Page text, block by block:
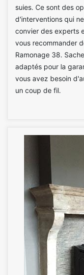
suies. Ce sont des
d'interventions qui
convier des experts
vous recommander
Ramonage 38.
adaptés pour la
vous avez besoin
un coup de fil.